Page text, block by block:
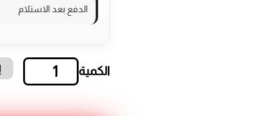
الدفع بعد الاستلام
كمية